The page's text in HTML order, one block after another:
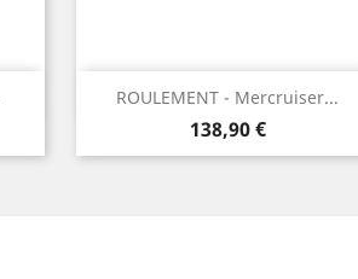
ROULEMENT - Mercruiser...
Prix
138,90 €
Aperçu rapide